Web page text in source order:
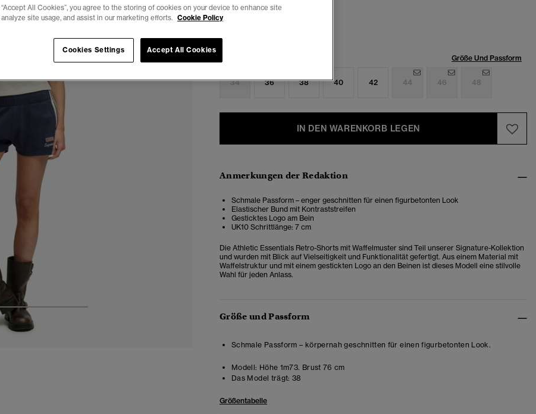
4 5
Ausgewählt
Größe Und Passform
34 36 38 40 42 44 46 48
IN DEN WARENKORB LEGEN
Anmerkungen der Redaktion
Schmale Passform – enger geschnitten für einen figurbetonten Look
Elastischer Bund mit Kontraststreifen
Gesticktes Logo am Bein
UK10 Schrittlänge: 7 cm
Die Athletic Essentials Retro-Shorts mit Waffelmuster sind Teil unserer Signature-Kollektion
und wurden mit Blick auf Vielseitigkeit und Funktionalität gefertigt. Aus einem Material mit
Waffelstruktur und mit einem gestickten Logo an den Beinen ist dieses Modell eine stilvolle
Wahl für jeden Anlass.
Größe und Passform
Schmale Passform – körpernah geschnitten für einen figurbetonten Look.
Modell: Höhe 1m73. Brust 76 cm
Das Model trägt: 38
Größentabelle
All Cookies”, you agree to the storing of cookies on your device to enhance site
site usage, and assist in our marketing efforts. Cookie Policy
Accept All Cookies
Cookies Settings